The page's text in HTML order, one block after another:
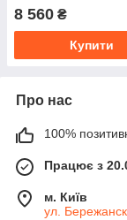
8 560 ₴
Купити
Про нас
100%
Працює з
м. Київ
ул.